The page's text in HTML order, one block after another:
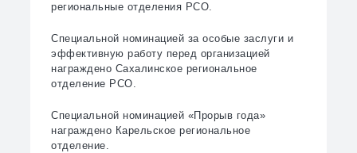
региональные отделения РСО.
Специальной номинацией за особые заслуги и
эффективную работу перед организацией
награждено Сахалинское региональное
отделение РСО.
Специальной номинацией «Прорыв года»
награждено Карельское региональное
отделение.